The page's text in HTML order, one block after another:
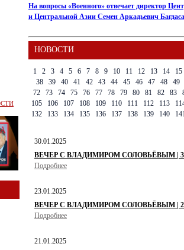
На вопросы «Военного» отвечает директор
и Центральной Азии Семен Аркадьевич
НОВОСТИ
1 2 3 4 5 6 7 8 9 10 11 12 13 14 15
38
39 40 41 42 43 44 45 46 47 48 49
72
73 74 75 76 77 78 79 80 81 82 83
105
106 107 108 109 110 111 112 113
132
133 134 135 136 137 138 139 140
30.01.2025
ВЕЧЕР С ВЛАДИМИРОМ СОЛОВЬЁВЫМ |
Подробнее
23.01.2025
ВЕЧЕР С ВЛАДИМИРОМ СОЛОВЬЁВЫМ |
Подробнее
21.01.2025